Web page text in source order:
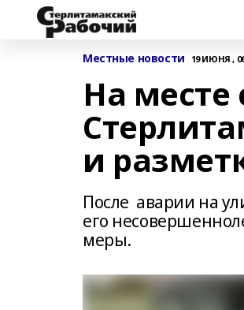
Местные новости 19 ИЮНЯ ,
На месте
и
После аварии на
его
меры.